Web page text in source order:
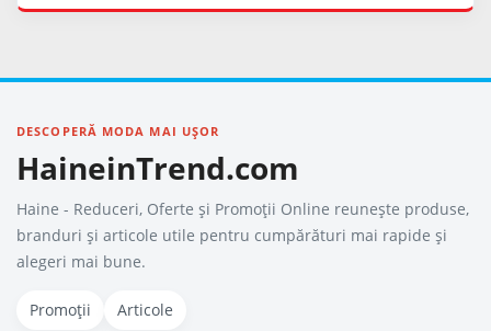
DESCOPERĂ MODA MAI UȘOR
HaineinTrend.com
Haine - Reduceri, Oferte şi Promoţii Online reunește produse,
branduri și articole utile pentru cumpărături mai rapide și
alegeri mai bune.
Promoții Articole